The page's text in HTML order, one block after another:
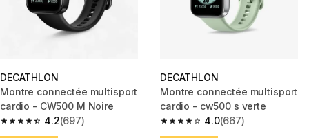
DECATHLON
Montre connectée multisport
cardio - CW500 M Noire
4.2
4.2 out of 5 stars from 697 reviews
(697)
DECATHLON
Montre connectée multisport
cardio - cw500 s verte
4.0
4.0 out of 5 stars from 667
(667)